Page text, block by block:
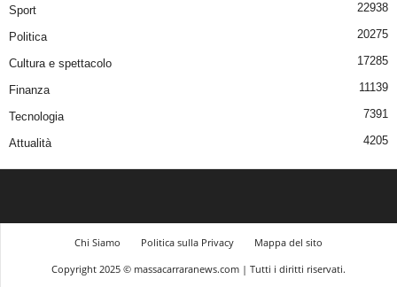
Sport 22938
Politica 20275
Cultura e spettacolo 17285
Finanza 11139
Tecnologia 7391
Attualità 4205
Chi Siamo Politica sulla Privacy
Mappa del sito
Copyright 2025 © massacarraranews.com | Tutti i diritti riservati.